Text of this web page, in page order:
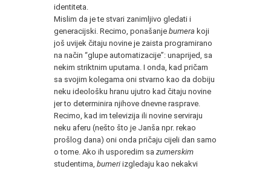
identiteta.
Mislim da je te stvari zanimljivo gledati i
generacijski. Recimo, ponašanje bumera koji
još uvijek čitaju novine je zaista programirano
na način “glupe automatizacije”: unaprijed, sa
nekim striktnim uputama. I onda, kad pričam
sa svojim kolegama oni stvarno kao da dobiju
neku ideološku hranu ujutro kad čitaju novine
jer to determinira njihove dnevne rasprave.
Recimo, kad im televizija ili novine serviraju
neku aferu (nešto što je Janša npr. rekao
prošlog dana) oni onda pričaju cijeli dan samo
o tome. Ako ih usporedim sa zumerskim
studentima, bumeri izgledaju kao nekakvi